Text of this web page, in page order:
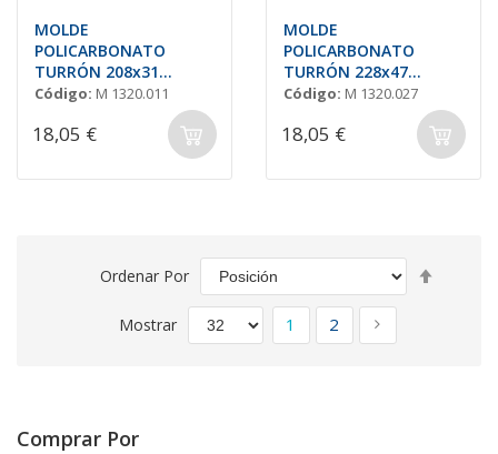
MOLDE
POLICARBONATO
TURRÓN 208x31
H=17mm (4und.)
Código: M 1320.011
18,05 €
MOLDE
POLICARBONATO
TURRÓN 228x47
H=14mm (3und.)
Código: M 1320.027
18,05 €
Ordenar Por
Mostrar
Página
Actualmente estás
1 Página
2 Página
Siguiente
Comprar Por